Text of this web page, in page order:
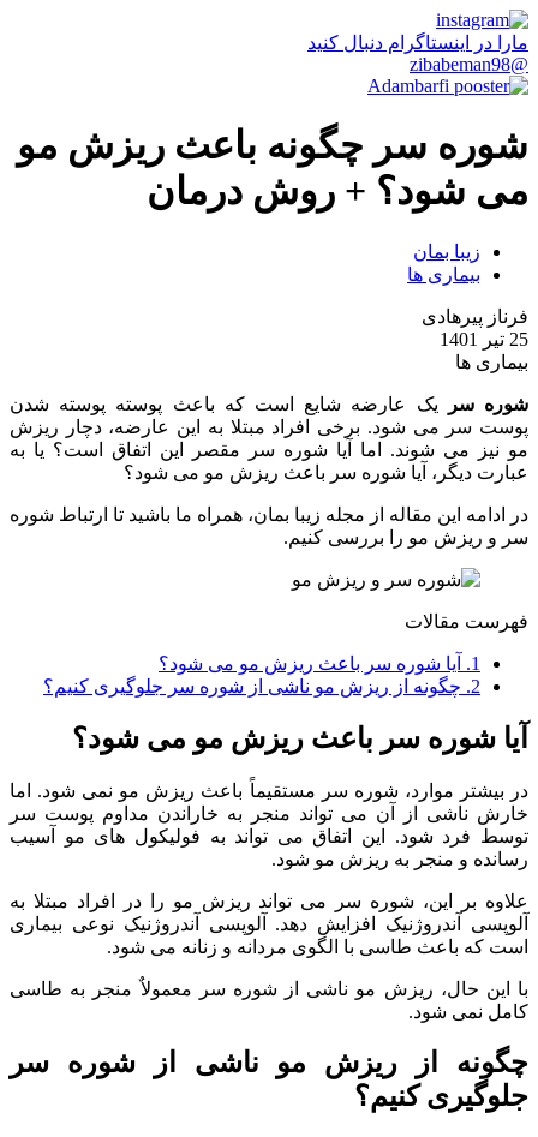
مارا در اینستاگرام دنبال کنید
@zibabeman98
شوره سر چگونه باعث ریزش مو
می شود؟ + روش درمان
زیبا بمان
بیماری ها
فرناز پیرهادی
25 تیر 1401
بیماری ها
شوره سر
یک عارضه شایع است که باعث پوسته پوسته شدن
پوست سر می شود. برخی افراد مبتلا به این عارضه، دچار ریزش
مو نیز می شوند. اما آیا شوره سر مقصر این اتفاق است؟ یا به
عبارت دیگر، آیا شوره سر باعث ریزش مو می شود؟
در ادامه این مقاله از مجله زیبا بمان، همراه ما باشید تا ارتباط شوره
سر و ریزش مو را بررسی کنیم.
فهرست مقالات
1.
آیا شوره سر باعث ریزش مو می شود؟
2. چگونه از ریزش مو ناشی از شوره سر جلوگیری کنیم؟
آیا شوره سر باعث ریزش مو می شود؟
در بیشتر موارد، شوره سر مستقیماً باعث ریزش مو نمی شود. اما
خارش ناشی از آن می تواند منجر به خاراندن مداوم پوست سر
توسط فرد شود. این اتفاق می تواند به فولیکول های مو آسیب
رسانده و منجر به ریزش مو شود.
علاوه بر این، شوره سر می تواند ریزش مو را در افراد مبتلا به
آلوپسی آندروژنیک افزایش دهد. آلوپسی آندروژنیک نوعی بیماری
است که باعث طاسی با الگوی مردانه و زنانه می شود.
با این حال، ریزش مو ناشی از شوره سر معمولاٌ منجر به طاسی
کامل نمی شود.
چگونه از ریزش مو ناشی از شوره سر
جلوگیری کنیم؟